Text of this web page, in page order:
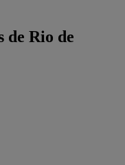
de Rio de